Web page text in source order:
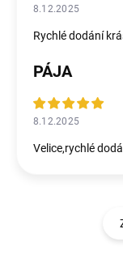
8.12.2025
Rychlé dodání
PÁJA
8.12.2025
Velice,rychlé